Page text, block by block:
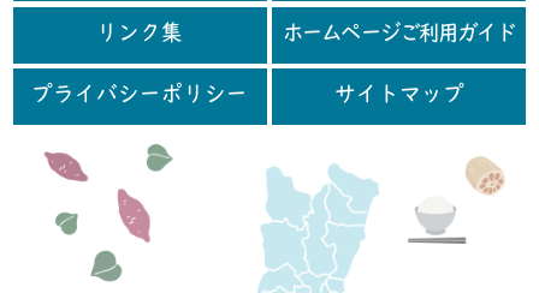
リンク集 ホームページご利用ガイド
プライバシーポリシー サイトマップ